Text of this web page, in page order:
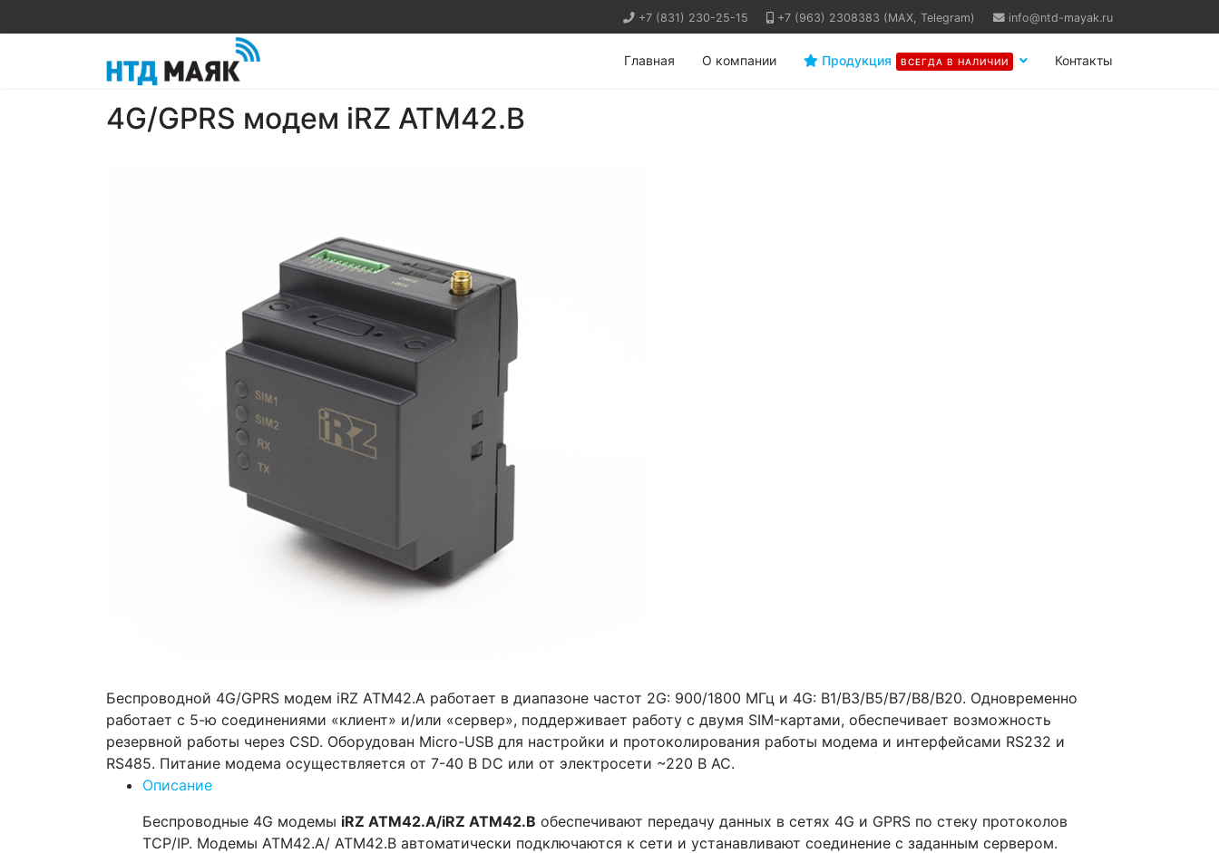
+7 (831) 230-25-15 +7 (963) 2308383 (MAX, Telegram) info@ntd-mayak.ru
Главная О компании Продукция ВСЕГДА В НАЛИЧИИ Контакты
4G/GPRS модем iRZ ATM42.B
Беспроводной 4G/GPRS модем iRZ ATM42.A работает в диапазоне частот 2G: 900/1800 МГц и 4G: B1/B3/B5/B7/B8/B20. Одновременно
работает с 5-ю соединениями «клиент» и/или «сервер», поддерживает работу с двумя SIM-картами, обеспечивает возможность
резервной работы через CSD. Оборудован Micro-USB для настройки и протоколирования работы модема и интерфейсами RS232 и
RS485. Питание модема осуществляется от 7-40 В DC или от электросети ~220 В AC.
Описание
Беспроводные 4G модемы iRZ ATM42.А/iRZ ATM42.B обеспечивают передачу данных в сетях 4G и GPRS по стеку протоколов
TCP/IP. Модемы ATM42.А/ ATM42.B автоматически подключаются к сети и устанавливают соединение с заданным сервером.